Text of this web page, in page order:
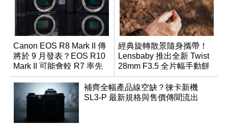
Canon EOS R8 Mark II 傳
將於 9 月發表？EOS R10
Mark II 可能會較 R7 率先
推出
經典旋轉散景隨身攜帶！
Lensbaby 推出全新 Twist
28mm F3.5 全片幅手動餅
乾鏡
補齊全幅產品線空缺？徠卡新機
SL3-P 最新規格與售價傳聞流出